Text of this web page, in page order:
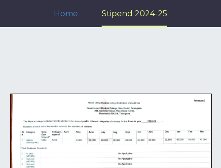
Home Stipend 2024-25